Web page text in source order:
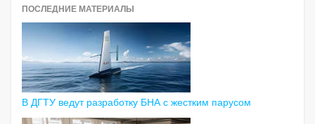
ПОСЛЕДНИЕ МАТЕРИАЛЫ
В ДГТУ ведут разработку БНА с жестким парусом